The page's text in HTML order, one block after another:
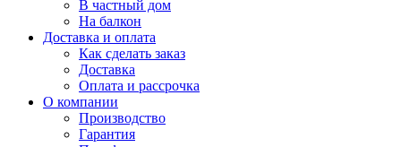
В частный дом
На балкон
Доставка и оплата
Как сделать заказ
Доставка
Оплата и рассрочка
О компании
Производство
Гарантия